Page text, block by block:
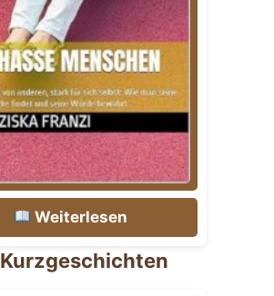
Weiterlesen
Kurzgeschichten